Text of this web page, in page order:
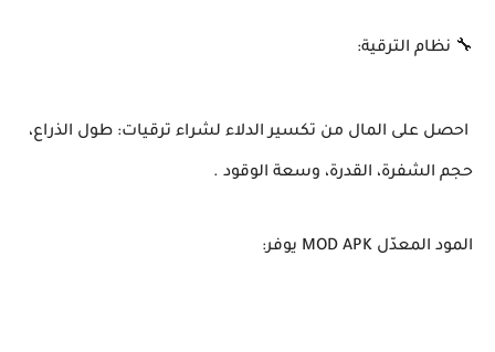
🔧 نظام الترقية:
احصل على المال من تكسير الدلاء لشراء ترقيات: طول الذراع،
حجم الشفرة، القدرة، وسعة الوقود .
المود المعدّل MOD APK يوفر: